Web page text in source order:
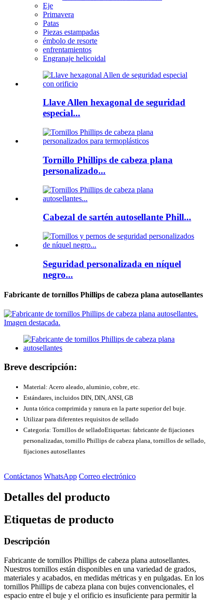
Eje
Primavera
Patas
Piezas estampadas
émbolo de resorte
enfrentamientos
Engranaje helicoidal
Llave Allen hexagonal de seguridad
especial...
Tornillo Phillips de cabeza plana
personalizado...
Cabezal de sartén autosellante Phill...
Seguridad personalizada en níquel
negro...
Fabricante de tornillos Phillips de cabeza plana autosellantes
Breve descripción:
Material: Acero aleado, aluminio, cobre, etc.
Estándares, incluidos DIN, DIN, ANSI, GB
Junta tórica comprimida y ranura en la parte superior del buje.
Utilizar para diferentes requisitos de sellado
Categoría: Tornillos de selladoEtiquetas: fabricante de fijaciones
personalizadas, tornillo Phillips de cabeza plana, tornillos de sellado,
fijaciones autosellantes
Contáctanos WhatsApp Correo electrónico
Detalles del producto
Etiquetas de producto
Descripción
Fabricante de tornillos Phillips de cabeza plana autosellantes.
Nuestros tornillos están disponibles en una variedad de grados,
materiales y acabados, en medidas métricas y en pulgadas. En los
tornillos Phillips de cabeza plana con bujes convencionales, el
espacio entre el buje y el orificio es insuficiente para permitir la